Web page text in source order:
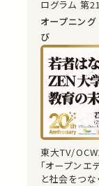
ログラム 第
オープニン
び
東大TV/
「オープンエ
と社会をつ